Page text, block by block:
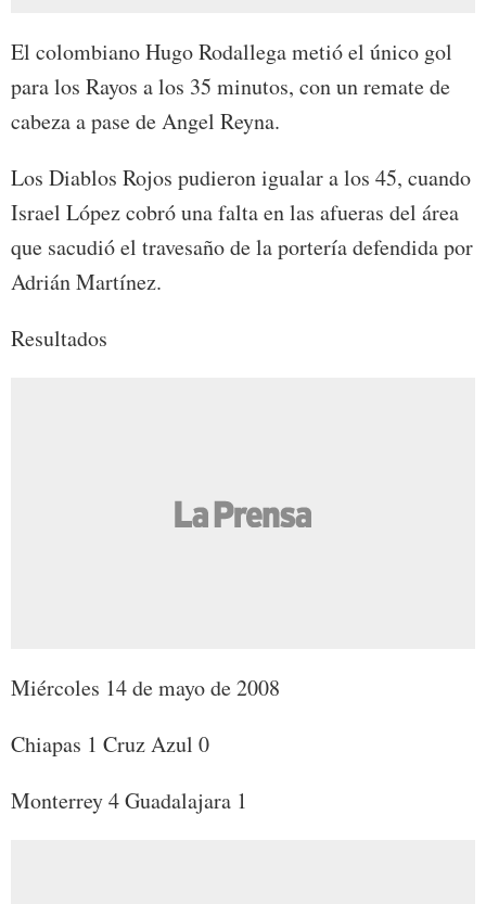
El colombiano Hugo Rodallega metió el único gol
para los Rayos a los 35 minutos, con un remate de
cabeza a pase de Angel Reyna.
Los Diablos Rojos pudieron igualar a los 45, cuando
Israel López cobró una falta en las afueras del área
que sacudió el travesaño de la portería defendida por
Adrián Martínez.
Resultados
Miércoles 14 de mayo de 2008
Chiapas 1 Cruz Azul 0
Monterrey 4 Guadalajara 1